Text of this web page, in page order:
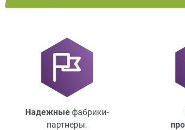
Надежныефабрики-
партнеры.